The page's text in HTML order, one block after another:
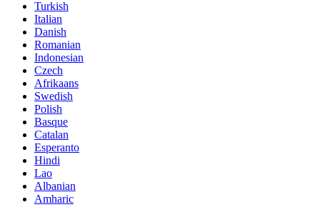
Turkish
Italian
Danish
Romanian
Indonesian
Czech
Afrikaans
Swedish
Polish
Basque
Catalan
Esperanto
Hindi
Lao
Albanian
Amharic